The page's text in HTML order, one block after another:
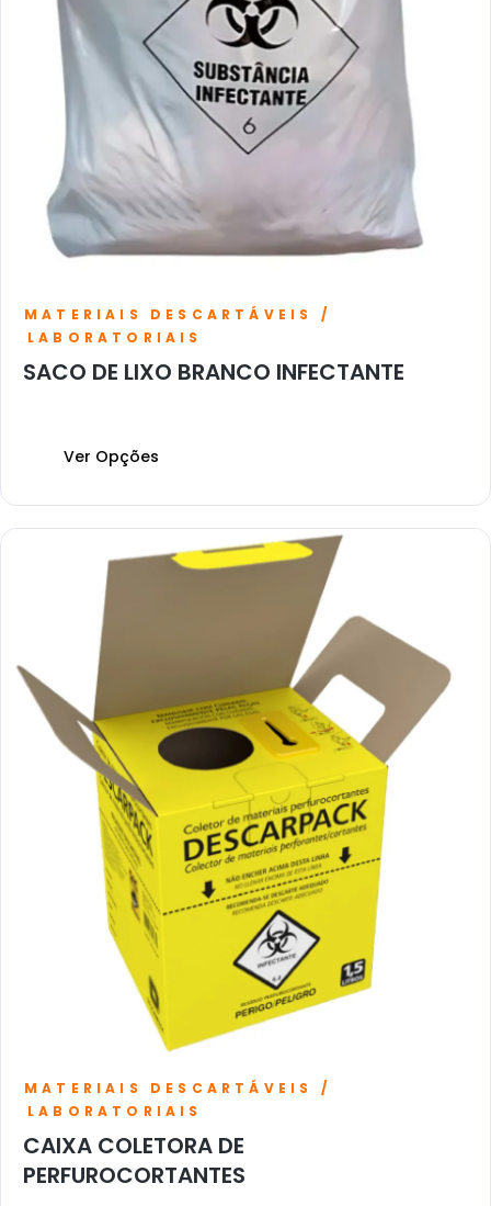
MATERIAIS DESCARTÁVEIS /
LABORATORIAIS
SACO DE LIXO BRANCO INFECTANTE
Ver Opções
MATERIAIS DESCARTÁVEIS /
LABORATORIAIS
CAIXA COLETORA DE
PERFUROCORTANTES